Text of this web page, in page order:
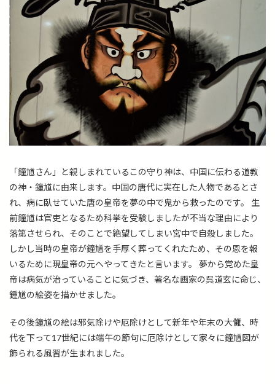
「鐘馗さん」と親しまれているこの守り神は、中国に伝わる道教
の神・鐘馗に由来します。中国の唐代に実在した人物であるとさ
れ、病に臥せていた唐の皇帝を夢の中で鬼から救ったのです。 生
前鐘馗は官吏となるため科挙を受験しましたが不当な理由により
落第させられ、そのことで絶望してしまい宮中で自殺しました。
しかし当時の皇帝が鐘馗を手厚く葬ってくれたため、その恩を報
いるために現皇帝の元へやってきたと言います。 夢から覚めた皇
帝は病気が治っていることに気づき、著名な画家の呉道玄に命じ、
鍾馗の絵姿を描かせました。
その後鐘馗の絵は邪気除けや厄除けとして新年や年末の大儺、時
代を下って17世紀には端午の節句に厄除けとして家々に鐘馗図が
飾られる風習が生まれました。